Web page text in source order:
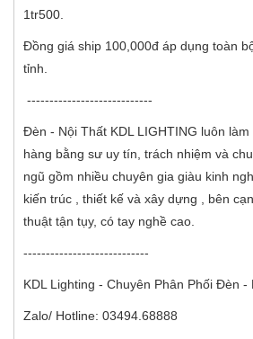
1tr500.
Đồng giá ship 100,000đ áp dụng toàn
tỉnh.
----------------------------
Đèn - Nội Thất KDL LIGHTING luôn
hàng bằng sư uy tín, trách nhiệm và
ngũ gồm nhiều chuyên gia giàu kinh
kiến trúc , thiết kế và xây dựng , bên
thuật tận tụy, có tay nghề cao.
----------------------------
KDL Lighting - Chuyên Phân Phối Đèn
Zalo/ Hotline: 03494.68888